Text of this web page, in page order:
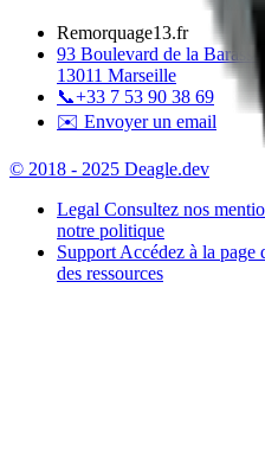
Remorquage13.fr
93 Boulevard de la Barasse
13011 Marseille
📞+33 7 53 90 38 69
✉️ Envoyer un email
© 2018 - 2025 Deagle.dev
Legal Consultez nos
notre politique
Support Accédez à la page
des ressources